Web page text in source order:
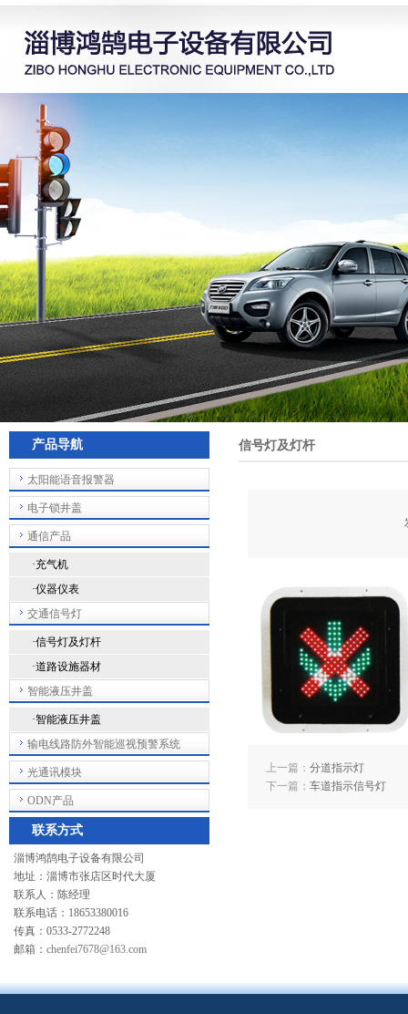
产品导航
太阳能语音报警器
电子锁井盖
通信产品
·充气机
·仪器仪表
交通信号灯
·信号灯及灯杆
·道路设施器材
智能液压井盖
·智能液压井盖
输电线路防外智能巡视预警系统
光通讯模块
ODN产品
联系方式
淄博鸿鹄电子设备有限公司
地址：淄博市张店区时代大厦
联系人：陈经理
联系电话：18653380016
传真：0533-2772248
邮箱： chenfei7678@163.com
信号灯及灯杆
上一篇： 分道指示灯
下一篇： 车道指示信号灯